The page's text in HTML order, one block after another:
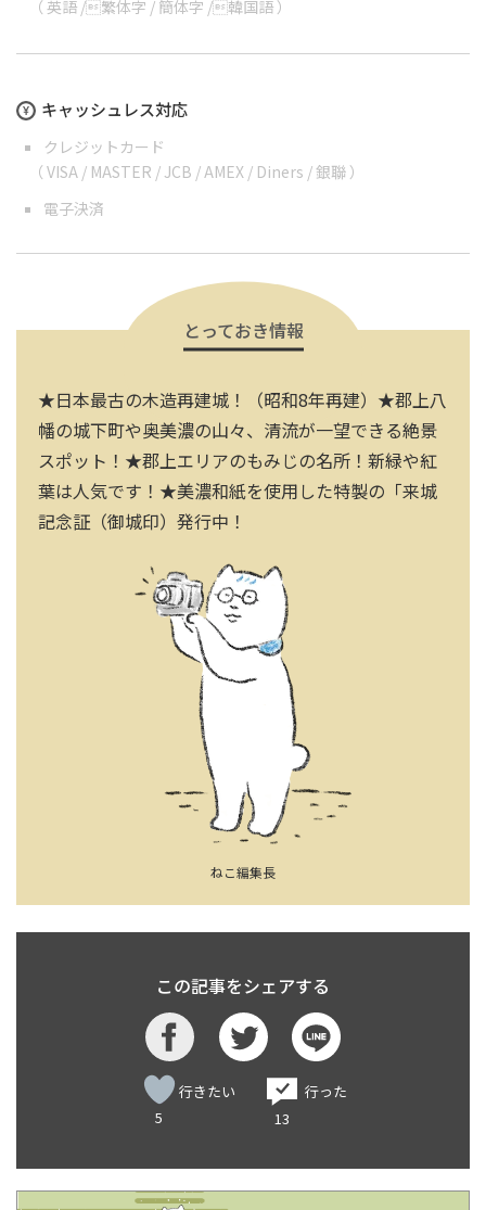
（ 英語 /繁体字 / 簡体字 /韓国語 ）
キャッシュレス対応
クレジットカード
（ VISA / MASTER / JCB / AMEX / Diners / 銀聯 ）
電子決済
★日本最古の木造再建城！（昭和8年再建）★郡上八
幡の城下町や奥美濃の山々、清流が一望できる絶景
スポット！★郡上エリアのもみじの名所！新緑や紅
葉は人気です！★美濃和紙を使用した特製の「来城
記念証（御城印）発行中！
ねこ編集長
とっておき情報
この記事をシェアする
5
行きたい
行った
13